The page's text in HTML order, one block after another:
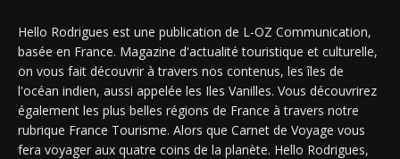
Hello Rodrigues est une publication de L-OZ Communication,
basée en France. Magazine d'actualité touristique et culturelle,
on vous fait découvrir à travers nos contenus, les îles de
l'océan indien, aussi appelée les Iles Vanilles. Vous découvrirez
également les plus belles régions de France à travers notre
rubrique France Tourisme. Alors que Carnet de Voyage vous
fera voyager aux quatre coins de la planète. Hello Rodrigues,